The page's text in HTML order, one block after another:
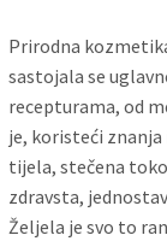
Prirodna
sastojala se
recepturama, od
je, koristeći
tijela, stečena
zdravsta,
Željela je svo to